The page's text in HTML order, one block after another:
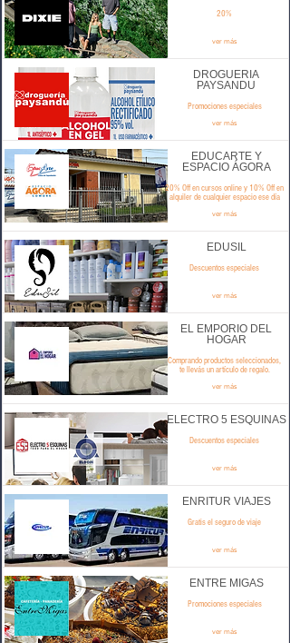
20%
ver más
DROGUERIA
PAYSANDU
Promociones especiales
ver más
EDUCARTE Y
ESPACIO ÁGORA
20% Off en cursos online y 10% Off en
alquiler de cualquier espacio ese día
ver más
EDUSIL
Descuentos especiales
ver más
EL EMPORIO DEL
HOGAR
Comprando productos seleccionados,
te llevás un artículo de regalo.
ver más
ELECTRO 5 ESQUINAS
Descuentos especiales
ver más
ENRITUR VIAJES
Gratis el seguro de viaje
ver más
ENTRE MIGAS
Promociones especiales
ver más